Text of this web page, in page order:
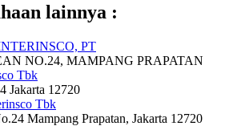
lainnya :
PT
NO.24, MAMPANG PRAPATAN
Tbk
Jakarta 12720
Tbk
Mampang Prapatan, Jakarta 12720